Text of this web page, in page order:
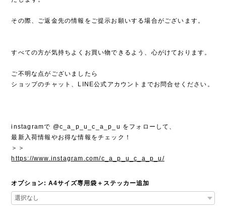
その際、ご返金先の情報をご提示お願いする場合がございます。
すべての方が気持ちよくお買い物できるよう、心がけております。
ご不明な点がございましたら
ショップのチャット、LINE公式アカウントまでお問合せください。
instagramで @c_a_p_u_c_a_p_u をフォローして、
最新入荷情報やお得な情報をチェック！
＞＞
https://www.instagram.com/c_a_p_u_c_a_p_u/
オプション: A4サイズ専用袋＋ステッカー追加